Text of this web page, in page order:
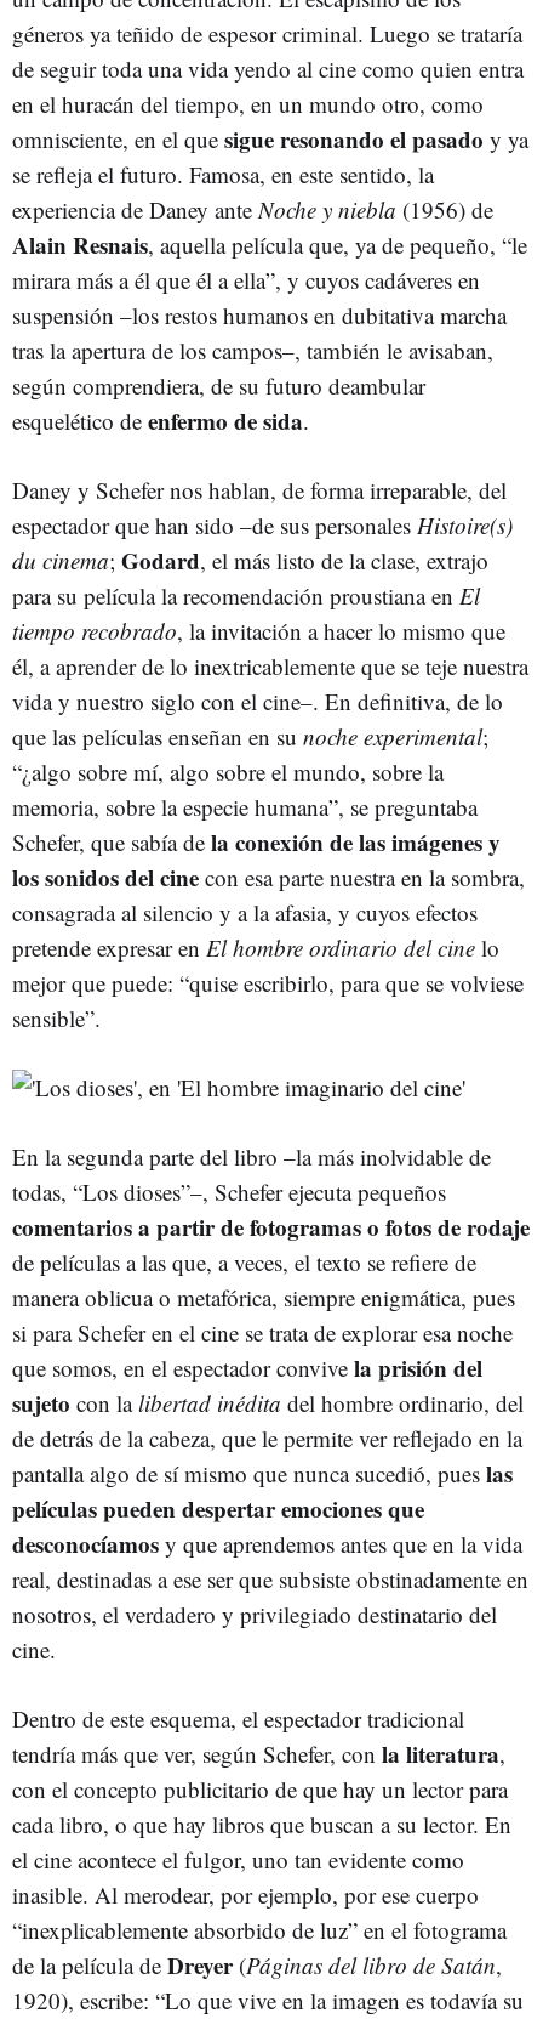
géneros ya teñido de espesor criminal. Luego se trataría
de seguir toda una vida yendo al cine como quien entra
en el huracán del tiempo, en un mundo otro, como
omnisciente, en el que sigue resonando el pasado y ya
se refleja el futuro. Famosa, en este sentido, la
experiencia de Daney anteNoche y niebla (1956) de
Alain Resnais, aquella película que, ya de pequeño, “le
mirara más a él que él a ella”, y cuyos cadáveres en
suspensión –los restos humanos en dubitativa marcha
tras la apertura de los campos–, también le avisaban,
según comprendiera, de su futuro deambular
esquelético de enfermo de sida.
Daney y Schefer nos hablan, de forma irreparable, del
espectador que han sido –de sus personales Histoire(s)
du cinema; Godard, el más listo de la clase, extrajo
para su película la recomendación proustiana en El
tiempo recobrado, la invitación a hacer lo mismo que
él, a aprender de lo inextricablemente que se teje nuestra
vida y nuestro siglo con el cine–. En definitiva, de lo
que las películas enseñan en su noche experimental;
“¿algo sobre mí, algo sobre el mundo, sobre la
memoria, sobre la especie humana”, se preguntaba
Schefer, que sabía de la conexión de las imágenes y
los sonidos del cine con esa parte nuestra en la sombra,
consagrada al silencio y a la afasia, y cuyos efectos
pretende expresar en El hombre ordinario del cine lo
mejor que puede: “quise escribirlo, para que se volviese
sensible”.
En la segunda parte del libro –la más inolvidable de
todas, “Los dioses”–, Schefer ejecuta pequeños
comentarios a partir de fotogramas o fotos de rodaje
de películas a las que, a veces, el texto se refiere de
manera oblicua o metafórica, siempre enigmática, pues
si para Schefer en el cine se trata de explorar esa noche
que somos, en el espectador convive la prisión del
sujeto con lalibertad inédita del hombre ordinario, del
de detrás de la cabeza, que le permite ver reflejado en la
pantalla algo de sí mismo que nunca sucedió, pues las
películas pueden despertar emociones que
desconocíamos y que aprendemos antes que en la vida
real, destinadas a ese ser que subsiste obstinadamente en
nosotros, el verdadero y privilegiado destinatario del
cine.
Dentro de este esquema, el espectador tradicional
tendría más que ver, según Schefer, con la literatura,
con el concepto publicitario de que hay un lector para
cada libro, o que hay libros que buscan a su lector. En
el cine acontece el fulgor, uno tan evidente como
inasible. Al merodear, por ejemplo, por ese cuerpo
“inexplicablemente absorbido de luz” en el fotograma
de la película de Dreyer(Páginas del libro de Satán,
1920), escribe: “Lo que vive en la imagen es todavía su